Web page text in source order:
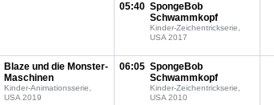
05:40 SpongeBob
Schwammkopf
Kinder-Zeichentrickserie,
USA 2017
Blaze und die Monster-
Maschinen
Kinder-Animationsserie,
USA 2019
06:05 SpongeBob
Schwammkopf
Kinder-Zeichentrickserie,
USA 2010